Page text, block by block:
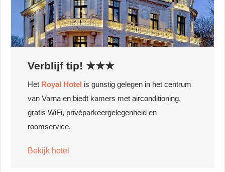
Verblijf tip! ★★★
Het Royal Hotel is gunstig gelegen in het centrum
van Varna en biedt kamers met airconditioning,
gratis WiFi, privéparkeergelegenheid en
roomservice.
Bekijk hotel